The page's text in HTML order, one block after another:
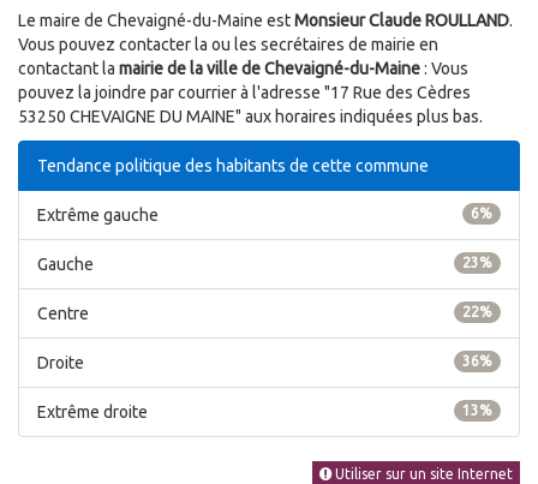
Le maire de Chevaigné-du-Maine estMonsieur Claude ROULLAND.
Vous pouvez contacter la ou les secrétaires de mairie en
contactant la mairie de la ville de Chevaigné-du-Maine: Vous
pouvez la joindre par courrier à l'adresse "17 Rue des Cèdres
53250 CHEVAIGNE DU MAINE" aux horaires indiquées plus bas.
Tendance politique des habitants de cette commune
6%
Extrême gauche
23%
Gauche
22%
Centre
36%
Droite
13%
Extrême droite
Utiliser sur un site Internet